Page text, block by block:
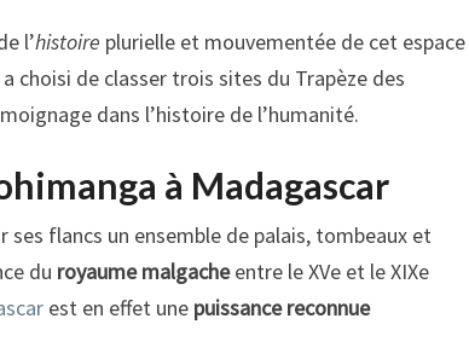
PATRIMOINE
MONDIAL
L’UNESCO
l’histoire plurielle et mouvementée de cet espace
a choisi de classer trois sites du Trapèze des
dans l’histoire de l’humanité.
à Madagascar
ses flancs un ensemble de palais, tombeaux et
du royaume malgacheentre le XVe et le XIXe
est en effet une puissance reconnue